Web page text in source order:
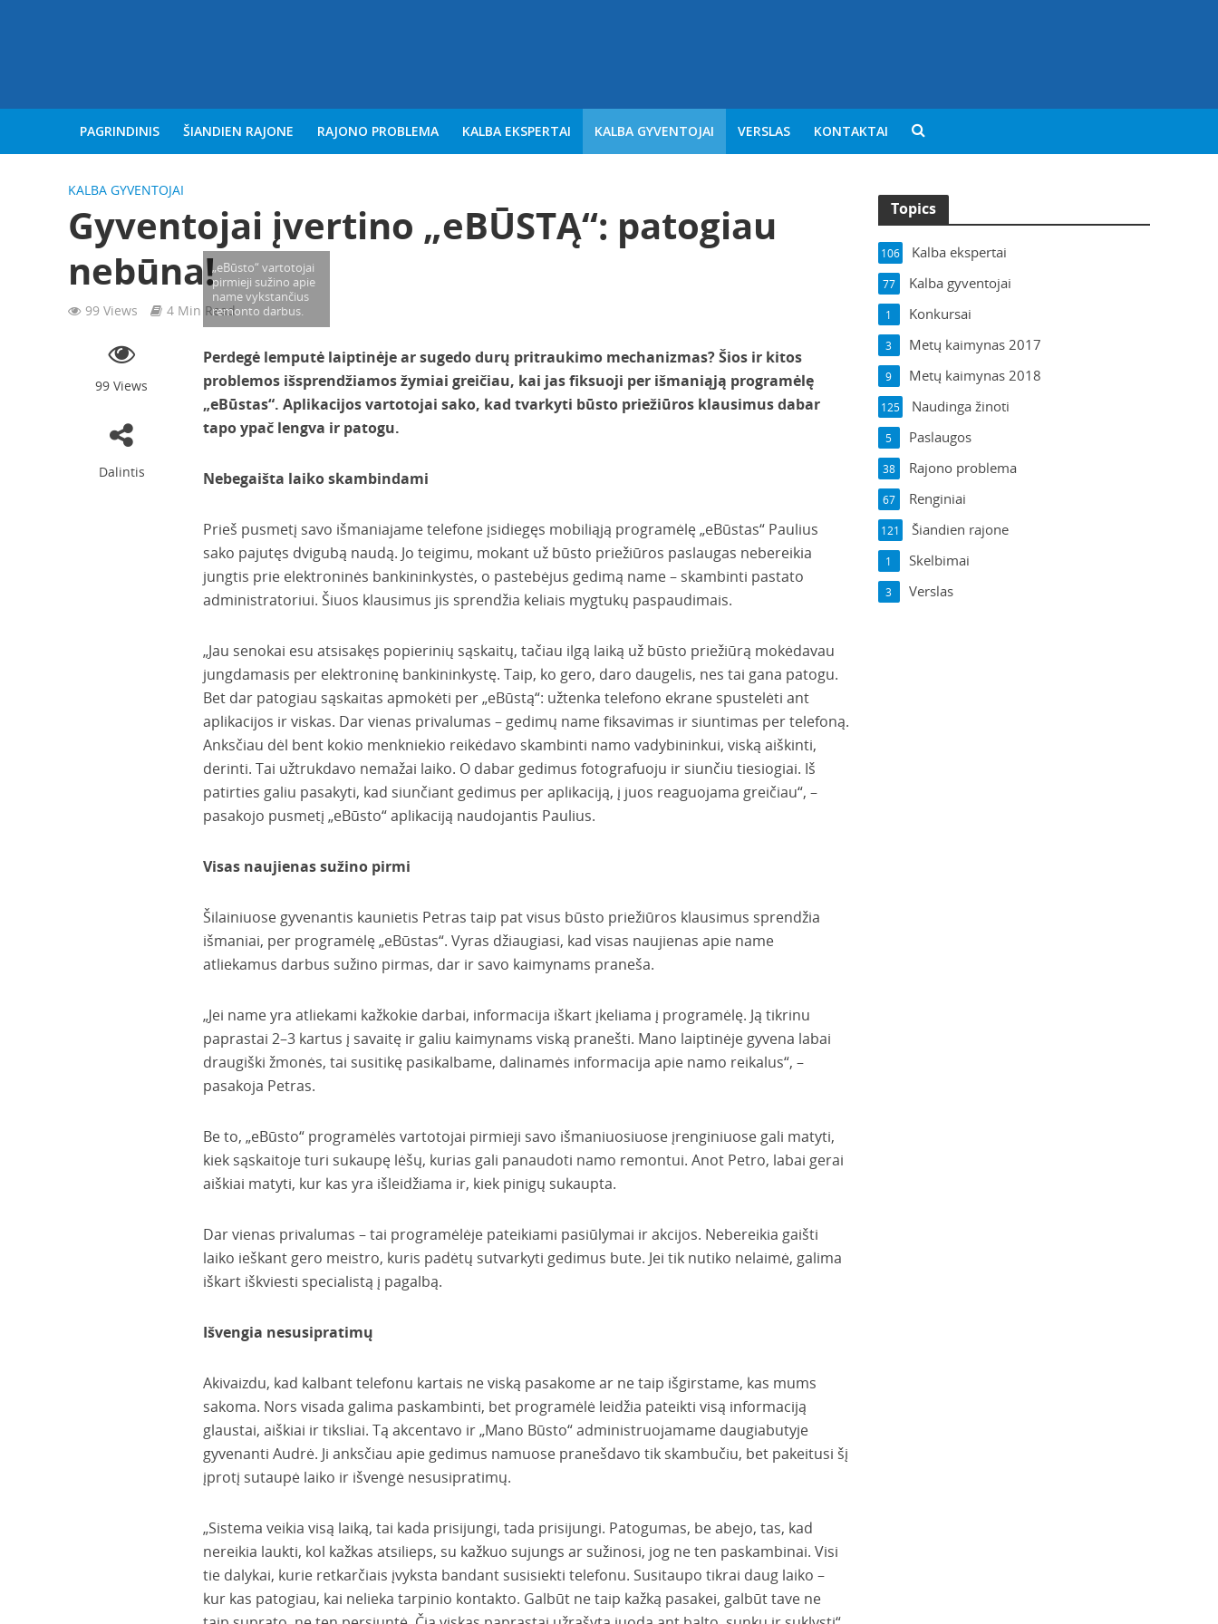
PAGRINDINIS ŠIANDIEN RAJONE RAJONO PROBLEMA KALBA EKSPERTAI KALBA GYVENTOJAI VERSLAS KONTAKTAI
KALBA GYVENTOJAI
Gyventojai įvertino „eBŪSTĄ“: patogiau
nebūna!
99 Views 4 Min Read
99 Views
Dalintis
„eBūsto“ vartotojai
pirmieji sužino apie
name vykstančius
remonto darbus.
Perdegė lemputė laiptinėje ar sugedo durų pritraukimo mechanizmas? Šios ir kitos
problemos išsprendžiamos žymiai greičiau, kai jas fiksuoji per išmaniąją programėlę
„eBūstas“. Aplikacijos vartotojai sako, kad tvarkyti būsto priežiūros klausimus dabar
tapo ypač lengva ir patogu.
Nebegaišta laiko skambindami
Prieš pusmetį savo išmaniajame telefone įsidiegęs mobiliąją programėlę „eBūstas“ Paulius
sako pajutęs dvigubą naudą. Jo teigimu, mokant už būsto priežiūros paslaugas nebereikia
jungtis prie elektroninės bankininkystės, o pastebėjus gedimą name – skambinti pastato
administratoriui. Šiuos klausimus jis sprendžia keliais mygtukų paspaudimais.
„Jau senokai esu atsisakęs popierinių sąskaitų, tačiau ilgą laiką už būsto priežiūrą mokėdavau
jungdamasis per elektroninę bankininkystę. Taip, ko gero, daro daugelis, nes tai gana patogu.
Bet dar patogiau sąskaitas apmokėti per „eBūstą“: užtenka telefono ekrane spustelėti ant
aplikacijos ir viskas. Dar vienas privalumas – gedimų name fiksavimas ir siuntimas per telefoną.
Anksčiau dėl bent kokio menkniekio reikėdavo skambinti namo vadybininkui, viską aiškinti,
derinti. Tai užtrukdavo nemažai laiko. O dabar gedimus fotografuoju ir siunčiu tiesiogiai. Iš
patirties galiu pasakyti, kad siunčiant gedimus per aplikaciją, į juos reaguojama greičiau“, –
pasakojo pusmetį „eBūsto“ aplikaciją naudojantis Paulius.
Visas naujienas sužino pirmi
Šilainiuose gyvenantis kaunietis Petras taip pat visus būsto priežiūros klausimus sprendžia
išmaniai, per programėlę „eBūstas“. Vyras džiaugiasi, kad visas naujienas apie name
atliekamus darbus sužino pirmas, dar ir savo kaimynams praneša.
„Jei name yra atliekami kažkokie darbai, informacija iškart įkeliama į programėlę. Ją tikrinu
paprastai 2–3 kartus į savaitę ir galiu kaimynams viską pranešti. Mano laiptinėje gyvena labai
draugiški žmonės, tai susitikę pasikalbame, dalinamės informacija apie namo reikalus“, –
pasakoja Petras.
Be to, „eBūsto“ programėlės vartotojai pirmieji savo išmaniuosiuose įrenginiuose gali matyti,
kiek sąskaitoje turi sukaupę lėšų, kurias gali panaudoti namo remontui. Anot Petro, labai gerai
aiškiai matyti, kur kas yra išleidžiama ir, kiek pinigų sukaupta.
Dar vienas privalumas – tai programėlėje pateikiami pasiūlymai ir akcijos. Nebereikia gaišti
laiko ieškant gero meistro, kuris padėtų sutvarkyti gedimus bute. Jei tik nutiko nelaimė, galima
iškart iškviesti specialistą į pagalbą.
Išvengia nesusipratimų
Akivaizdu, kad kalbant telefonu kartais ne viską pasakome ar ne taip išgirstame, kas mums
sakoma. Nors visada galima paskambinti, bet programėlė leidžia pateikti visą informaciją
glaustai, aiškiai ir tiksliai. Tą akcentavo ir „Mano Būsto“ administruojamame daugiabutyje
gyvenanti Audrė. Ji anksčiau apie gedimus namuose pranešdavo tik skambučiu, bet pakeitusi šį
įprotį sutaupė laiko ir išvengė nesusipratimų.
„Sistema veikia visą laiką, tai kada prisijungi, tada prisijungi. Patogumas, be abejo, tas, kad
nereikia laukti, kol kažkas atsilieps, su kažkuo sujungs ar sužinosi, jog ne ten paskambinai. Visi
tie dalykai, kurie retkarčiais įvyksta bandant susisiekti telefonu. Susitaupo tikrai daug laiko –
kur kas patogiau, kai nelieka tarpinio kontakto. Galbūt ne taip kažką pasakei, galbūt tave ne
Topics
Kalba ekspertai
106
Kalba gyventojai
77
Konkursai
1
Metų kaimynas 2017
3
Metų kaimynas 2018
9
Naudinga žinoti
125
Paslaugos
5
Rajono problema
38
Renginiai
67
Šiandien rajone
121
Skelbimai
1
Verslas
3